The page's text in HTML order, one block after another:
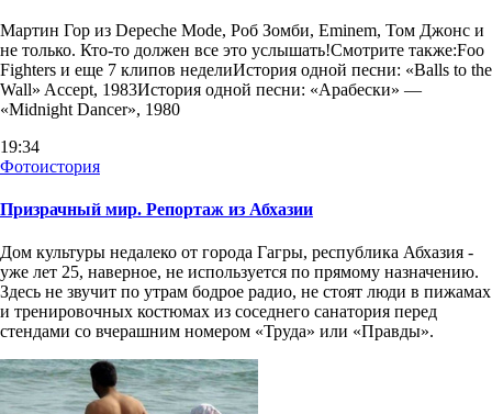
Мартин Гор из Depeche Mode, Роб Зомби, Eminem, Том Джонс и
не только. Кто-то должен все это услышать!Смотрите также:Foo
Fighters и еще 7 клипов неделиИстория одной песни: «Balls to the
Wall» Accept, 1983История одной песни: «Арабески» —
«Midnight Dancer», 1980
19:34
Фотоистория
Призрачный мир. Репортаж из Абхазии
Дом культуры недалеко от города Гагры, республика Абхазия -
уже лет 25, наверное, не используется по прямому назначению.
Здесь не звучит по утрам бодрое радио, не стоят люди в пижамах
и тренировочных костюмах из соседнего санатория перед
стендами со вчерашним номером «Труда» или «Правды».